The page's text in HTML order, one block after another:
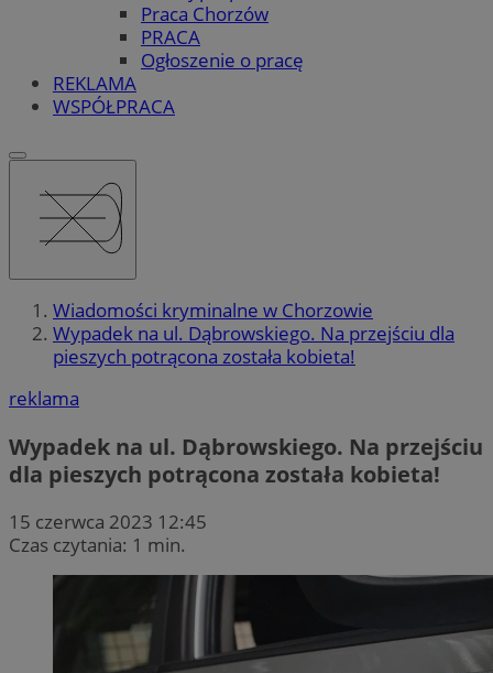
Praca Chorzów
PRACA
Ogłoszenie o pracę
REKLAMA
WSPÓŁPRACA
Wiadomości kryminalne w Chorzowie
Wypadek na ul. Dąbrowskiego. Na przejściu dla
pieszych potrącona została kobieta!
reklama
Wypadek na ul. Dąbrowskiego. Na przejściu
dla pieszych potrącona została kobieta!
15 czerwca 2023 12:45
Czas czytania: 1 min.